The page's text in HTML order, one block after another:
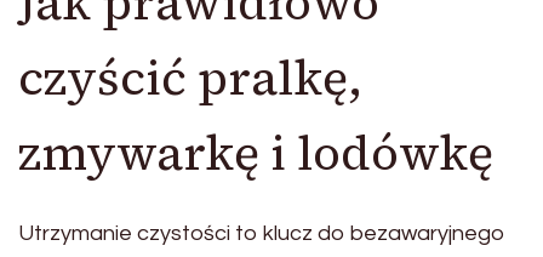
czyścić pralkę,
zmywarkę i lodówkę
Utrzymanie czystości to klucz do bezawaryjnego